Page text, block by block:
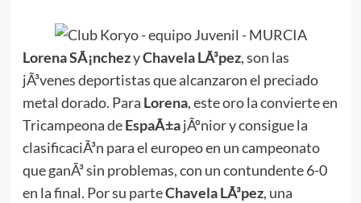
Lorena SÃ¡nchezyChavela LÃ³pez, son las
jÃ³venes deportistas que alcanzaron el preciado
metal dorado. Para Lorena, este oro la convierte en
Tricampeona deEspaÃ±ajÃºnior y consigue la
clasificaciÃ³n para el europeo en un campeonato
que ganÃ³ sin problemas, con un contundente 6-0
en la final. Por su parteChavela LÃ³pez, una